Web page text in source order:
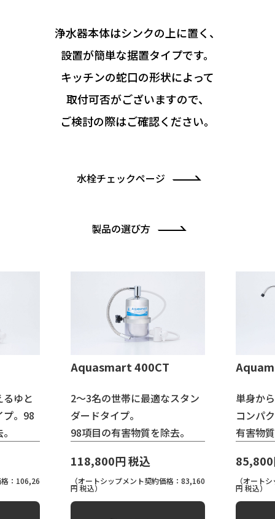
浄⽔器本体はシンクの上に置く、
設置が簡単な据置タイプです。
キッチンの蛇⼝の形状によって
取付可否がございますので、
ご検討の際はご確認ください。
水栓チェックページ
製品の選び方
スタン
去。
価格：83,160
Aquamini 250CT
単身からお二人暮らし向けの
コンパクトタイプ。98項目の
有害物質を除去。
85,800円 税込
（オートシップメント契約価格：77,220
円 税込）
世界
リア
の有
（オー
0円 税